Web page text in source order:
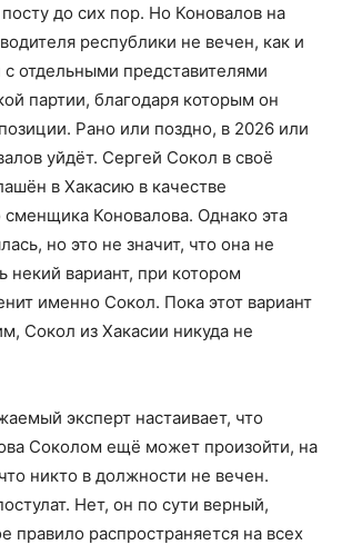
до сих пор. Но Коновалов на
республики не вечен, как и
отдельными представителями
партии, благодаря которым он
Рано или поздно, в 2026 или
уйдёт. Сергей Сокол в своё
в Хакасию в качестве
сменщика Коновалова. Однако эта
но это не значит, что она не
некий вариант, при котором
именно Сокол. Пока этот вариант
Сокол из Хакасии никуда не
эксперт настаивает, что
Соколом ещё может произойти, на
никто в должности не вечен.
Нет, он по сути верный,
правило распространяется на всех